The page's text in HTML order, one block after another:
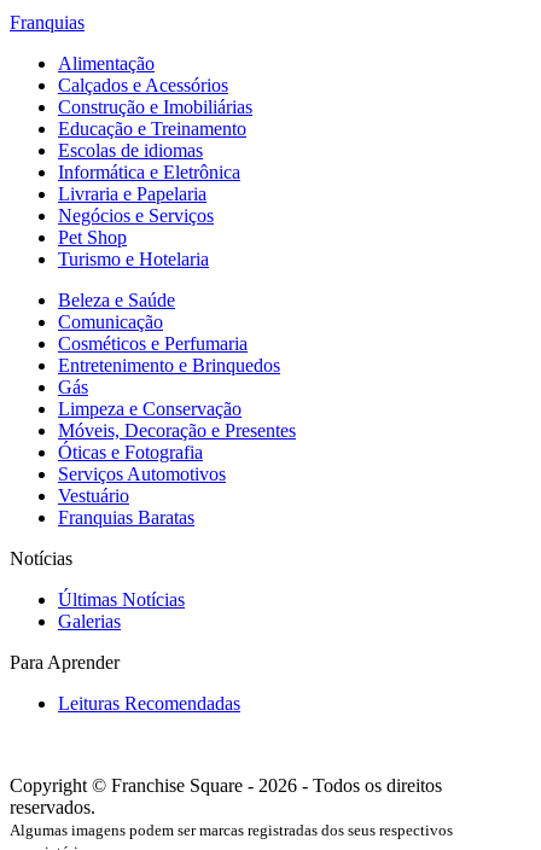
Franquias
Alimentação
Calçados e Acessórios
Construção e Imobiliárias
Educação e Treinamento
Escolas de idiomas
Informática e Eletrônica
Livraria e Papelaria
Negócios e Serviços
Pet Shop
Turismo e Hotelaria
Beleza e Saúde
Comunicação
Cosméticos e Perfumaria
Entretenimento e Brinquedos
Gás
Limpeza e Conservação
Móveis, Decoração e Presentes
Óticas e Fotografia
Serviços Automotivos
Vestuário
Franquias Baratas
Notícias
Últimas Notícias
Galerias
Para Aprender
Leituras Recomendadas
Copyright © Franchise Square - 2026 - Todos os direitos
reservados.
Algumas imagens podem ser marcas registradas dos seus respectivos